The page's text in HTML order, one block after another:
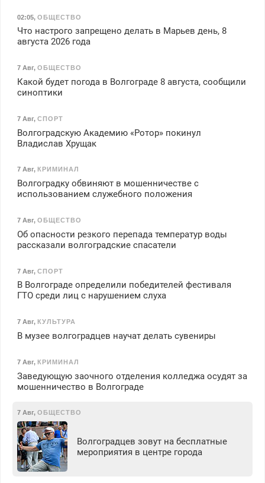
02:05, ОБЩЕСТВО
Что настрого запрещено делать в Марьев день, 8
августа 2026 года
7 Авг, ОБЩЕСТВО
Какой будет погода в Волгограде 8 августа, сообщили
синоптики
7 Авг, СПОРТ
Волгоградскую Академию «Ротор» покинул
Владислав Хрущак
7 Авг, КРИМИНАЛ
Волгоградку обвиняют в мошенничестве с
использованием служебного положения
7 Авг, ОБЩЕСТВО
Об опасности резкого перепада температур воды
рассказали волгоградские спасатели
7 Авг, СПОРТ
В Волгограде определили победителей фестиваля
ГТО среди лиц с нарушением слуха
7 Авг, КУЛЬТУРА
В музее волгоградцев научат делать сувениры
7 Авг, КРИМИНАЛ
Заведующую заочного отделения колледжа осудят за
мошенничество в Волгограде
7 Авг, ОБЩЕСТВО
Волгоградцев зовут на бесплатные
мероприятия в центре города